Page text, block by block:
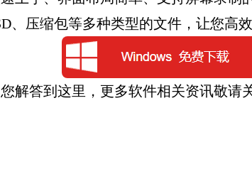
、压缩包等多种类型的文件，让您高
解答到这里，更多软件相关资讯敬请